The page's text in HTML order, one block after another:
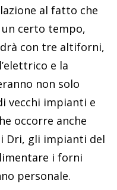
al fatto che
certo tempo,
con tre altiforni,
e la
non solo
vecchi impianti e
occorre anche
Dri, gli impianti del
i forni
personale.